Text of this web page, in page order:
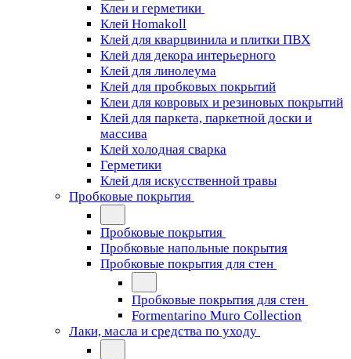
Клеи и герметики
Клей Homakoll
Клей для кварцвинила и плитки ПВХ
Клей для декора интерьерного
Клей для линолеума
Клей для пробковых покрытий
Клеи для ковровых и резиновых покрытий
Клей для паркета, паркетной доски и
массива
Клей холодная сварка
Герметики
Клей для искусственной травы
Пробковые покрытия
Пробковые покрытия
Пробковые напольные покрытия
Пробковые покрытия для стен
Пробковые покрытия для стен
Formentarino Muro Collection
Лаки, масла и средства по уходу